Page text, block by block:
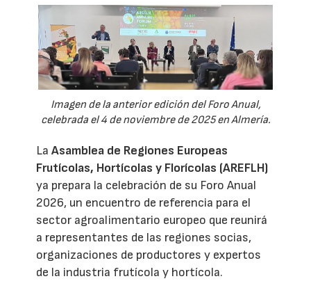
Imagen de la anterior edición del Foro Anual,
celebrada el 4 de noviembre de 2025 en Almería.
LaAsamblea de Regiones Europeas
Frutícolas, Hortícolas y Florícolas (AREFLH)
ya prepara la celebración de su Foro Anual
2026, un encuentro de referencia para el
sector agroalimentario europeo que reunirá
a representantes de las regiones socias,
organizaciones de productores y expertos
de la industria frutícola y hortícola.